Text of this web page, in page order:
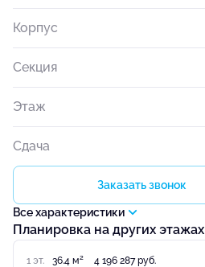
Корпус
Секция
Этаж
Сдача
Заказать звонок
Все характеристики
Планировка на других этажах
1 эт. 36.4 м2 4 196 287 руб.